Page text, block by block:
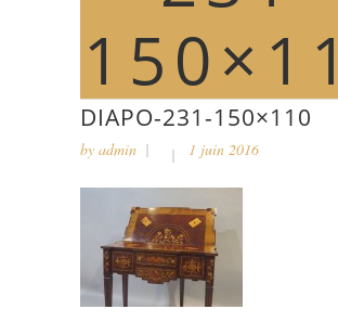
DIAPO-231-150×110
by admin 1 juin 2016